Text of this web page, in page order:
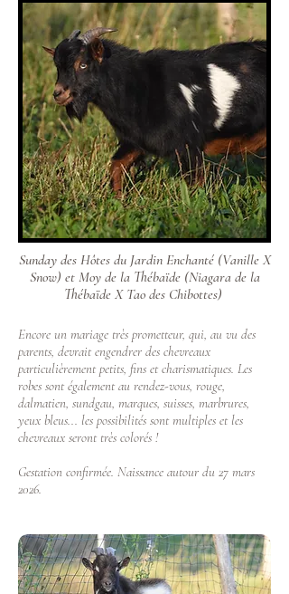
Sunday des Hôtes du Jardin Enchanté (Vanille X
Snow) et Moy de la Thébaïde (Niagara de la
Thébaïde X Tao des Chibottes)
Encore un mariage très prometteur, qui, au vu des
parents, devrait engendrer des chevreaux
particulièrement petits, fins et charismatiques. Les
robes sont également au rendez-vous, rouge,
dalmatien, sundgau, marques, suisses, marbrures,
yeux bleus... les possibilités sont multiples et les
chevreaux seront très colorés !
Gestation confirmée. Naissance autour du 27 mars
2026.